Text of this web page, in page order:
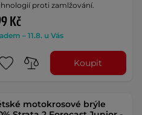
proti zamlžování.
Kč
– 11.8. u Vás
Koupit
motokrosové brýle